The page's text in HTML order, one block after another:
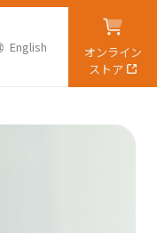
English
オンライン
ストア